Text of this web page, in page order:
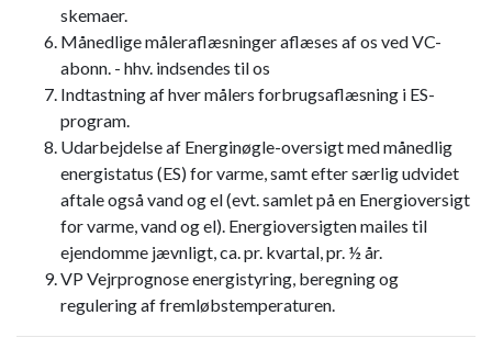
skemaer.
Månedlige måleraflæsninger aflæses af os ved VC-
abonn. - hhv. indsendes til os
Indtastning af hver målers forbrugsaflæsning i ES-
program.
Udarbejdelse af Energinøgle-oversigt med månedlig
energistatus (ES) for varme, samt efter særlig udvidet
aftale også vand og el (evt. samlet på en Energioversigt
for varme, vand og el). Energioversigten mailes til
ejendomme jævnligt, ca. pr. kvartal, pr. ½ år.
VP Vejrprognose energistyring, beregning og
regulering af fremløbstemperaturen.